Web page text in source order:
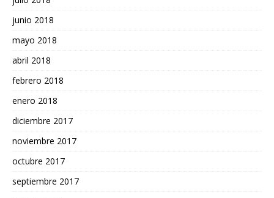
junio 2018
mayo 2018
abril 2018
febrero 2018
enero 2018
diciembre 2017
noviembre 2017
octubre 2017
septiembre 2017